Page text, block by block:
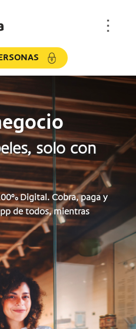
solo con
Digital . Cobra, paga y
de todos, mientras